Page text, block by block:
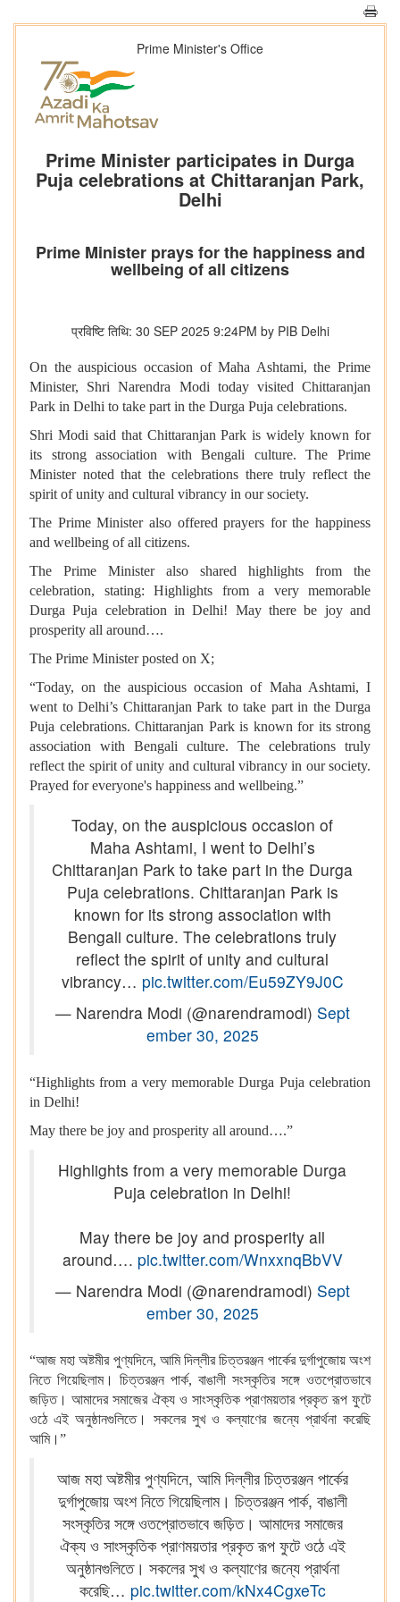
Prime Minister's Office
Prime Minister participates in Durga
Puja celebrations at Chittaranjan Park,
Delhi
Prime Minister prays for the happiness and
wellbeing of all citizens
प्रविष्टि तिथि: 30 SEP 2025 9:24PM by PIB Delhi
On the auspicious occasion of Maha Ashtami, the Prime
Minister, Shri Narendra Modi today visited Chittaranjan
Park in Delhi to take part in the Durga Puja celebrations.
Shri Modi said that Chittaranjan Park is widely known for
its strong association with Bengali culture. The Prime
Minister noted that the celebrations there truly reflect the
spirit of unity and cultural vibrancy in our society.
The Prime Minister also offered prayers for the happiness
and wellbeing of all citizens.
The Prime Minister also shared highlights from the
celebration, stating: Highlights from a very memorable
Durga Puja celebration in Delhi! May there be joy and
prosperity all around….
The Prime Minister posted on X;
“Today, on the auspicious occasion of Maha Ashtami, I
went to Delhi’s Chittaranjan Park to take part in the Durga
Puja celebrations. Chittaranjan Park is known for its strong
association with Bengali culture. The celebrations truly
reflect the spirit of unity and cultural vibrancy in our society.
Prayed for everyone's happiness and wellbeing.”
Today, on the auspicious occasion of
Maha Ashtami, I went to Delhi’s
Chittaranjan Park to take part in the Durga
Puja celebrations. Chittaranjan Park is
known for its strong association with
Bengali culture. The celebrations truly
reflect the spirit of unity and cultural
vibrancy… pic.twitter.com/Eu59ZY9J0C
— Narendra Modi (@narendramodi) Sept
ember 30, 2025
“Highlights from a very memorable Durga Puja celebration
in Delhi!
May there be joy and prosperity all around….”
Highlights from a very memorable Durga
Puja celebration in Delhi!
May there be joy and prosperity all
around…. pic.twitter.com/WnxxnqBbVV
— Narendra Modi (@narendramodi) Sept
ember 30, 2025
“আজ মহা অষ্টমীর পুণ্যদিনে, আমি দিল্লীর চিত্তরঞ্জন পার্কের দুর্গাপুজোয় অংশ
নিতে গিয়েছিলাম। চিত্তরঞ্জন পার্ক, বাঙালী সংস্কৃতির সঙ্গে ওতপ্রোতভাবে
জড়িত। আমাদের সমাজের ঐক্য ও সাংস্কৃতিক প্রাণময়তার প্রকৃত রূপ ফুটে
ওঠে এই অনুষ্ঠানগুলিতে। সকলের সুখ ও কল্যাণের জন্যে প্রার্থনা করেছি
আমি।”
আজ মহা অষ্টমীর পুণ্যদিনে, আমি দিল্লীর চিত্তরঞ্জন পার্কের
দুর্গাপুজোয় অংশ নিতে গিয়েছিলাম। চিত্তরঞ্জন পার্ক, বাঙালী
সংস্কৃতির সঙ্গে ওতপ্রোতভাবে জড়িত। আমাদের সমাজের
ঐক্য ও সাংস্কৃতিক প্রাণময়তার প্রকৃত রূপ ফুটে ওঠে এই
অনুষ্ঠানগুলিতে। সকলের সুখ ও কল্যাণের জন্যে প্রার্থনা
করেছি… pic.twitter.com/kNx4CgxeTc